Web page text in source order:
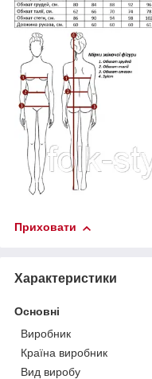
Приховати
Характеристики
Основні
Виробник
Країна виробник
Вид виробу